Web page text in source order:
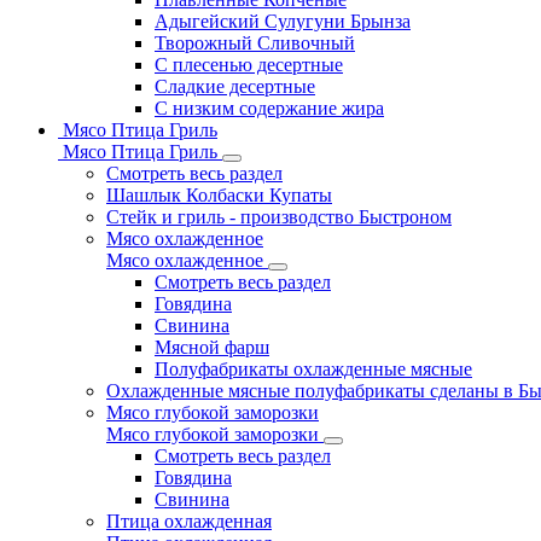
Адыгейский Сулугуни Брынза
Творожный Сливочный
С плесенью десертные
Сладкие десертные
С низким содержание жира
Мясо Птица Гриль
Мясо Птица Гриль
Смотреть весь раздел
Шашлык Колбаски Купаты
Стейк и гриль - производство Быстроном
Мясо охлажденное
Мясо охлажденное
Смотреть весь раздел
Говядина
Свинина
Мясной фарш
Полуфабрикаты охлажденные мясные
Охлажденные мясные полуфабрикаты сделаны в
Мясо глубокой заморозки
Мясо глубокой заморозки
Смотреть весь раздел
Говядина
Свинина
Птица охлажденная